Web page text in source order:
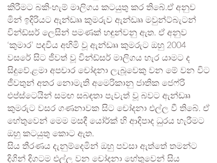
කිරීමට බකිංහැම් මාලිගය කටයුතු කර තිබේ.ඒ අනුව
මින් ඉදිරියට ඇන්ඩෘෘ කුමරුව ඇන්ඩෲ මවුන්ට්බැටන්
වින්ඩ්සර් ලෙසින් පමණක් හඳුන්වනු ඇත. ඒ අනුව
‘කුමාර’ පදවිය අහිමි වූ ඇන්ඩෘෘ කුමරුට ඔහු 2004
වසරේ සිට ජීවත් වූ වින්ඩ්සර් මාලිගය හැර යාමට ද
සිදුවේ.ළමා අපචාර චෝදනා ලැබූවෙකු වන මේ වන විට
ජීවතුන් අතර නොමැති අමෙරිකානු ජාතික ජෙෆ්රි
එප්ස්ටෙයින් සමඟ සබඳතා පැවැත් වූ බවට ඇන්ඩෘෘ
කුමරුට වසර ගණනාවක සිට චෝදනා එල්ල වී තිබේ. ඒ
හේතුවෙන් මෙම මසදී යෝර්ක් හි ආදිපාද ධුරය හැරීමට
ඔහු කටයුතු කොට ඇත.
සිය තීරණය දැනුම්දෙමින් ඔහු පවසා ඇත්තේ තමන්ට
දිගින් දිගටම එල්ල වන චෝදනා හේතුවෙන් සිය